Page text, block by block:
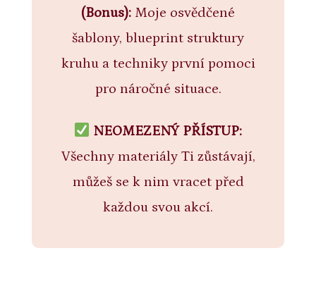
(Bonus): Moje osvědčené
šablony, blueprint struktury
kruhu a techniky první pomoci
pro náročné situace.
NEOMEZENÝ PŘÍSTUP:
Všechny materiály Ti zůstávají,
můžeš se k nim vracet před
každou svou akcí.